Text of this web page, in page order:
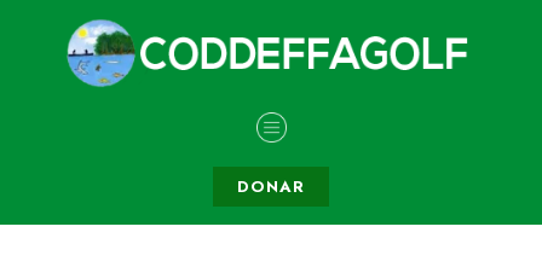
DONAR